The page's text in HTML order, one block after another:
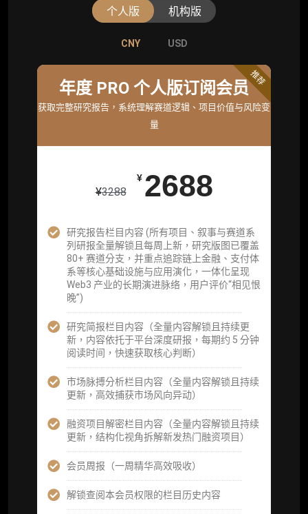
个人版 机构版
CNY USD
年度 PRO 个人版订阅会员
获取完整研究报告，系统理解赛道逻辑、项目价值与风险变
量
¥3288
¥ 2688
研究报告栏目内容 (所有项目、叙事与赛道系
列研报全量解锁且每周上新，研究版图已覆盖
80+ 赛道分支，并重点追踪链上金融、支付体
系等核心基础设施与应用演化，一体化呈现
Web3 产业的长期演进脉络，用户评价“相见恨
晚”)
研究简报栏目内容（全量内容解锁且持续更
新，内容依托于平台深度研报，每期约 5 分钟
阅读时间，快速获取核心判断）
市场脉搏分析栏目内容（全量内容解锁且持续
更新，高效捕获市场风向异动）
融资项目解密栏目内容（全量内容解锁且持续
更新，结构化视角拆解新发热门融资项目）
会员周报（一周精华高效吸收）
解锁查阅本会员权限的栏目历史内容
推荐
CNY USD
机构标准年度服务会员
获取机构级研究与基础服务
26800
服)
机构增强研究包（在每期研报基础上，进一步
提供一页纸格局图、机构视角附录、结构化数
据集与定向持续追踪数据库，将研报内容沉淀
为可复用、可复核、可持续追踪的机构级研究
资产）
定制化研究服务（1次，课题/选题经审核通过
后，由业内享有盛誉的研究团队为你开展专项
研究，并交付一份完整研究报告）
重点研究方向前瞻栏目（获取重点赛道、项目
及研究方向预告，提前了解核心观察变量与后
续研究计划）
提前获取研报权（ 3 次，官方发布研报预告后
可根据请求领先市场以提前解锁）
分析师 1 对 1 沟通（1 小时，话题需审核）
标准版